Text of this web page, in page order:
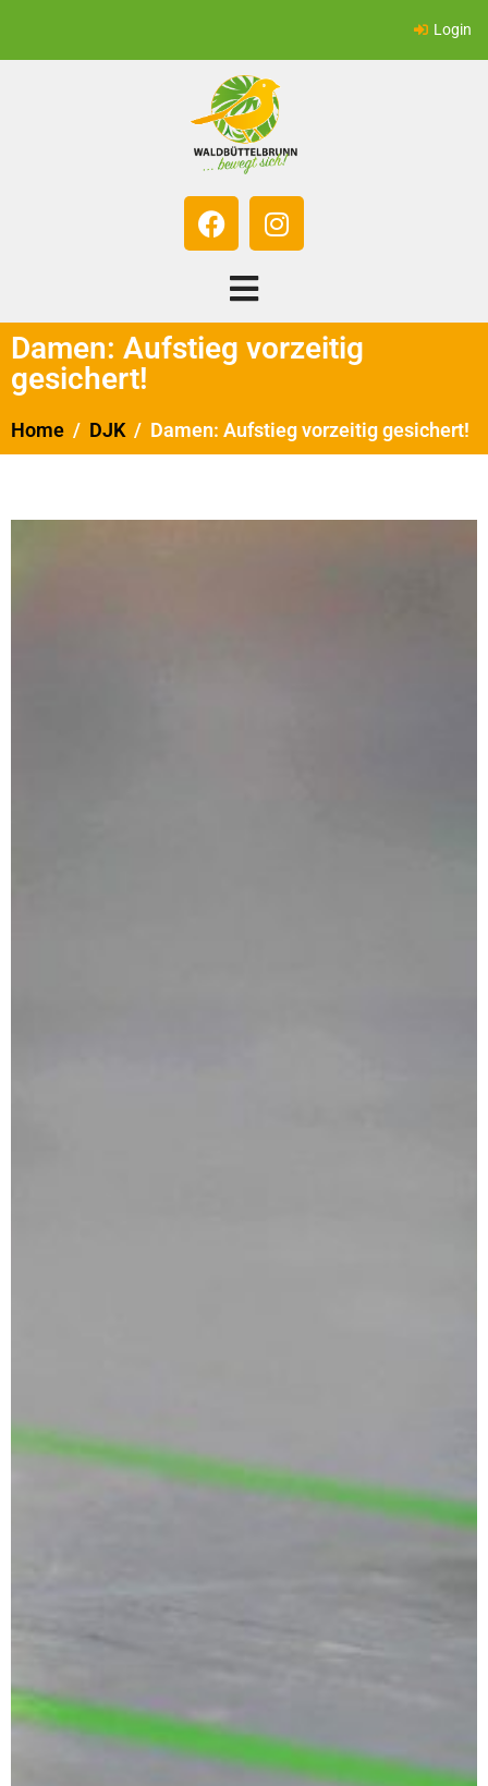
Login
Damen: Aufstieg vorzeitig
gesichert!
Home DJK Damen: Aufstieg vorzeitig gesichert!